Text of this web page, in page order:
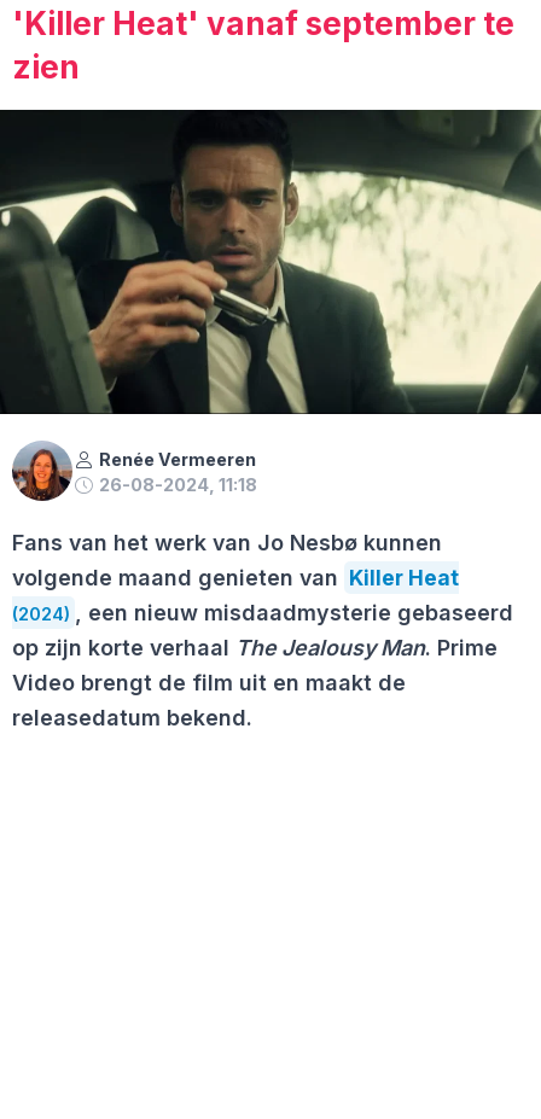
'Killer Heat' vanaf september te
zien
Renée Vermeeren
26-08-2024, 11:18
Fans van het werk van Jo Nesbø kunnen
volgende maand genieten van Killer Heat
(2024) , een nieuw misdaadmysterie gebaseerd
op zijn korte verhaal The Jealousy Man. Prime
Video brengt de film uit en maakt de
releasedatum bekend.